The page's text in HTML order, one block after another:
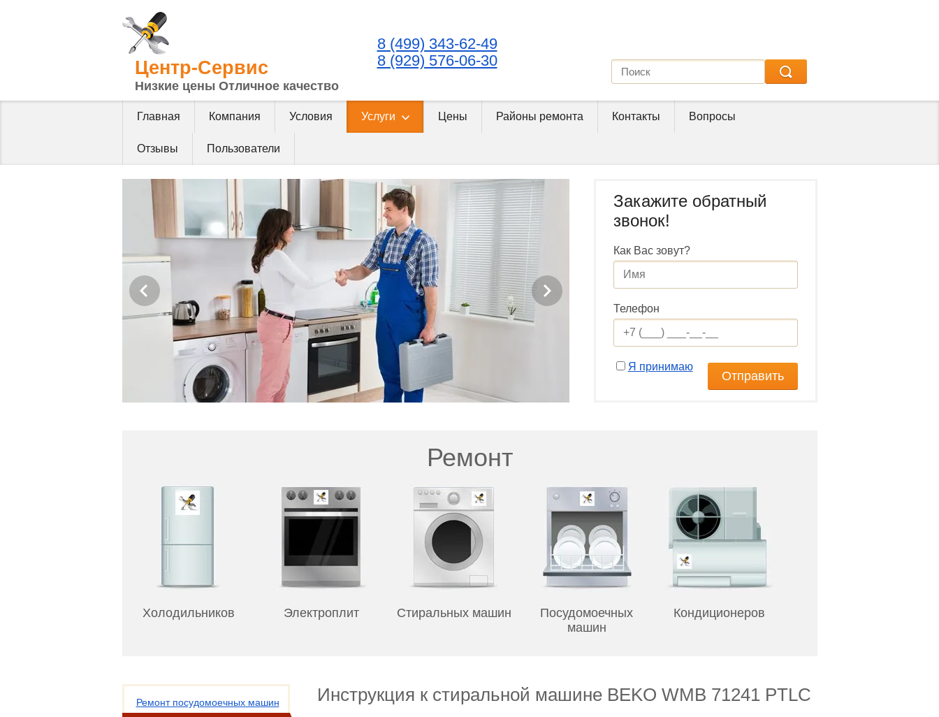
Центр-Сервис
Низкие цены Отличное качество
8 (499) 343-62-49
8 (929) 576-06-30
Главная Компания Условия Услуги Цены Районы ремонта Контакты Вопросы
Отзывы Пользователи
Закажите обратный
звонок!
Как Вас зовут?
Телефон
Я принимаю
Отправить
Ремонт
Холодильников Электроплит Стиральных машин
Посудомоечных
машин
Кондиционеров
Ремонт посудомоечных машин
Инструкция к стиральной машине BEKO WMB 71241 PTLC